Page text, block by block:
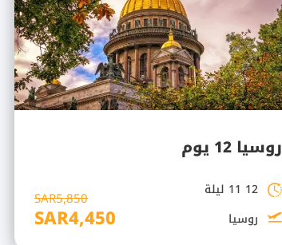
روسيا 12 يوم
SAR5,850
SAR4,450
12 11 ليلة
روسيا